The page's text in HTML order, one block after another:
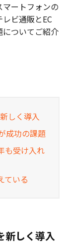
ートフォンの
ビ通販とEC
ついてご紹介
しく導入
成功の課題
も受け入れ
ている
新しく導入